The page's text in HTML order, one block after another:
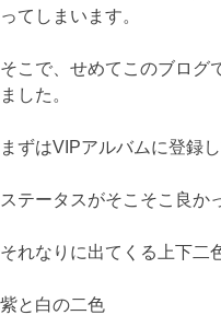
ってしまいます。
そこで、せめてこのブログ
ました。
まずはVIPアルバムに登録
ステータスがそこそこ良か
それなりに出てくる上下二
紫と白の二色